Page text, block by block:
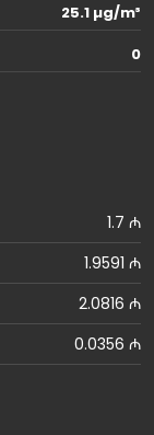
25.1 µg/m³
0
1.7 ₼
1.9591 ₼
2.0816 ₼
0.0356 ₼